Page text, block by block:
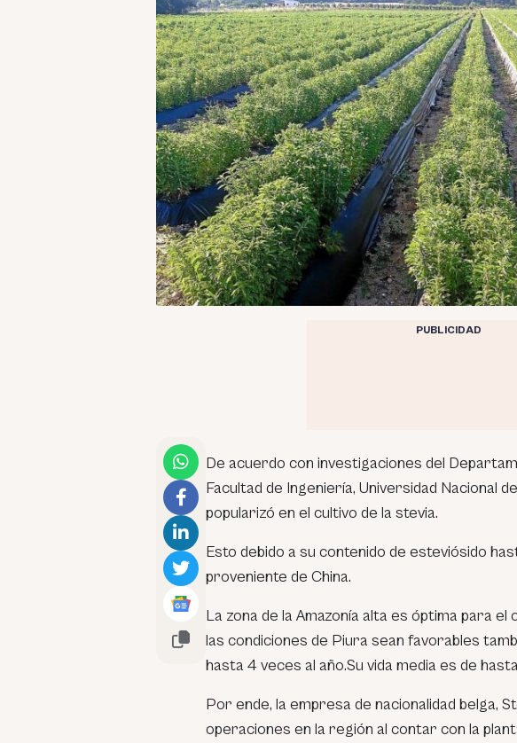
PUBLICIDAD
De acuerdo con investigaciones del
Facultad de Ingeniería, Universidad Nacional
popularizó en el cultivo de la stevia.
Esto debido a su contenido de esteviósido
proveniente de China.
La zona de la Amazonía alta es óptima para
las condiciones de Piura sean favorables
hasta 4 veces al año.Su vida media es de
Por ende, la empresa de nacionalidad belga,
operaciones en la región al contar con la